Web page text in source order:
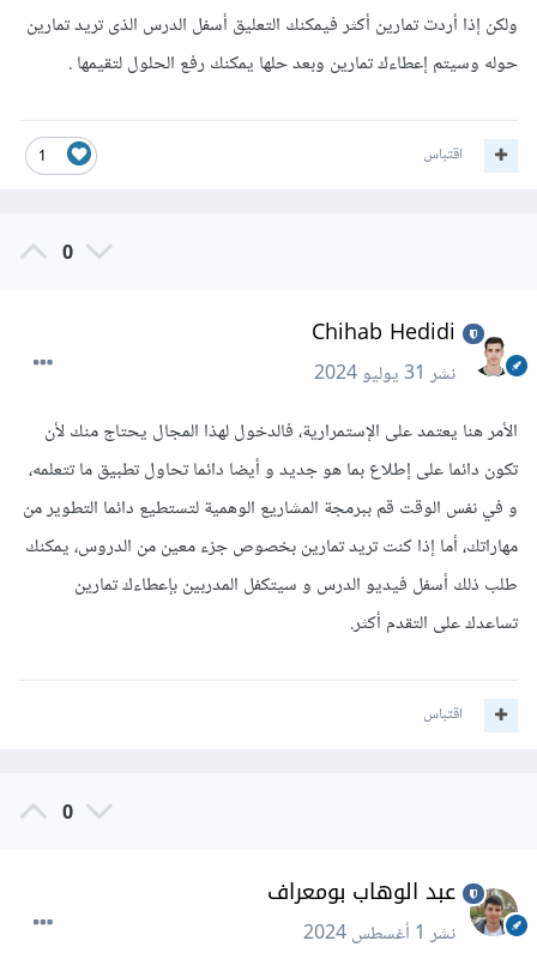
ولكن إذا أردت تمارين أكثر فيمكنك التعليق أسفل الدرس الذى تريد تمارين
حوله وسيتم إعطاءك تمارين وبعد حلها يمكنك رفع الحلول لتقيمها .
1 اقتباس
0
Chihab Hedidi
نشر31 يوليو 2024
الأمر هنا يعتمد على الإستمرارية، فالدخول لهذا المجال يحتاج منك لأن
تكون دائما على إطلاع بما هو جديد و أيضا دائما تحاول تطبيق ما تتعلمه،
و في نفس الوقت قم ببرمجة المشاريع الوهمية لتستطيع دائما التطوير من
مهاراتك، أما إذا كنت تريد تمارين بخصوص جزء معين من الدروس، يمكنك
طلب ذلك أسفل فيديو الدرس و سيتكفل المدربين بإعطاءك تمارين
تساعدك على التقدم أكثر.
اقتباس
0
عبد الوهاب بومعراف
نشر1 أغسطس 2024